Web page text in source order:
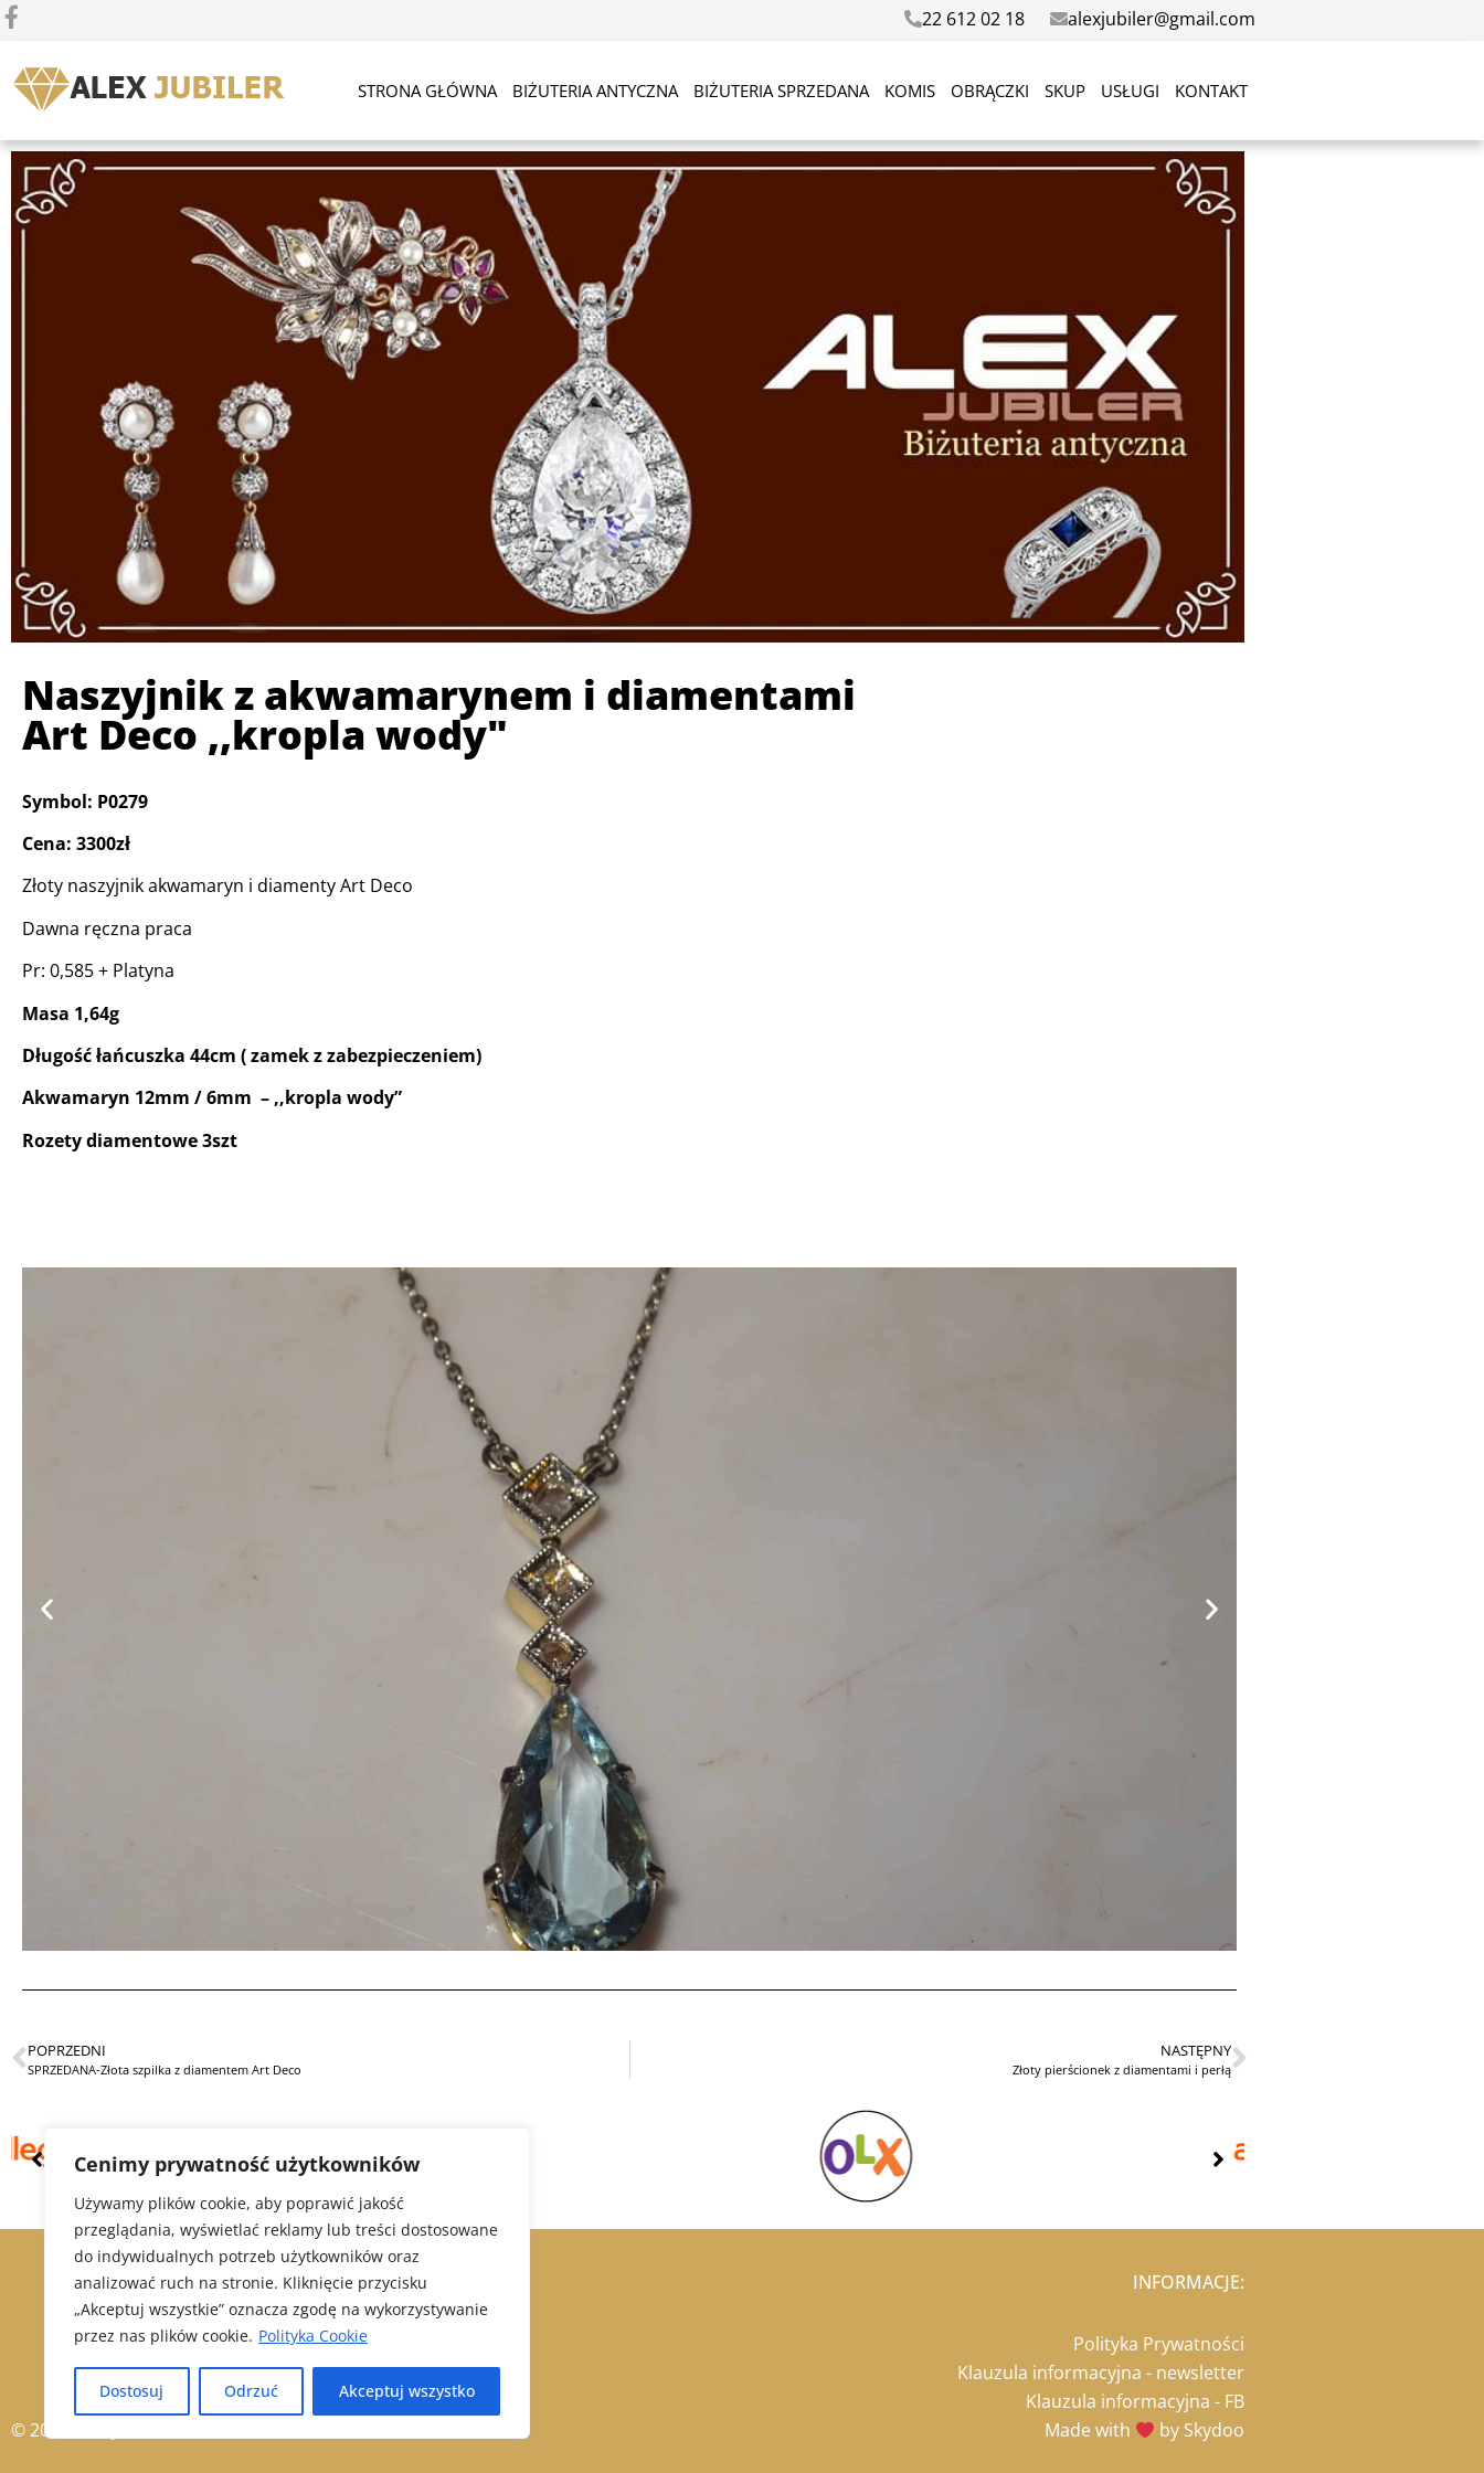
Cenimy prywatność użytkowników
Używamy plików cookie, aby poprawić jakość
przeglądania, wyświetlać reklamy lub treści dostosowane
do indywidualnych potrzeb użytkowników oraz
analizować ruch na stronie. Kliknięcie przycisku
„Akceptuj wszystkie” oznacza zgodę na wykorzystywanie
przez nas plików cookie. Polityka Cookie
Dostosuj Odrzuć Akceptuj wszystko
22 612 02 18 alexjubiler@gmail.com
STRONA GŁÓWNA BIŻUTERIA ANTYCZNA BIŻUTERIA SPRZEDANA KOMIS OBRĄCZKI SKUP USŁUGI KONTAKT
Naszyjnik z akwamarynem i diamentami
Art Deco ,,kropla wody"
Symbol: P0279
Cena: 3300zł
Złoty naszyjnik akwamaryn i diamenty Art Deco
Dawna ręczna praca
Pr: 0,585 + Platyna
Masa 1,64g
Długość łańcuszka 44cm ( zamek z zabezpieczeniem)
Akwamaryn 12mm / 6mm – ,,kropla wody”
Rozety diamentowe 3szt
POPRZEDNI
SPRZEDANA-Złota szpilka z diamentem Art Deco
NASTĘPNY
Złoty pierścionek z diamentami i perłą
© 2021 Alex Jubiler
INFORMACJE:
Polityka Prywatności
Klauzula informacyjna - newsletter
Klauzula informacyjna - FB
Made with
by Skydoo